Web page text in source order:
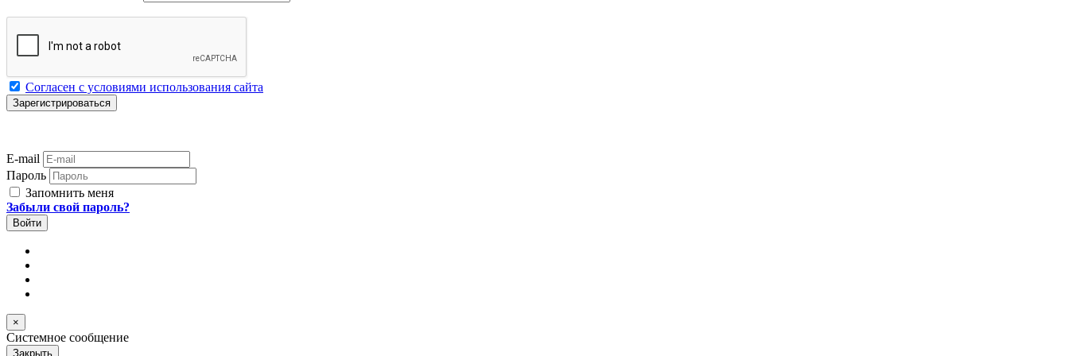
Согласен с условиями использования сайта
E-mail
Пароль
Запомнить меня
Забыли свой пароль?
×
Системное сообщение
Закрыть